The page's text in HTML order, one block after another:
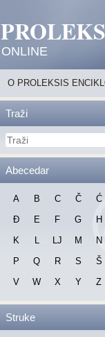
ONLINE
O PROLEKSIS
Traži
Abecedar
A B C Č Ć
Đ
E F G H
K
L LJ M N
P
Q R S Š
V
W X Y Z
Struke